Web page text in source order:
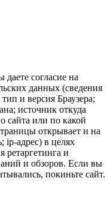
согласие на
данных (сведения
и версия Браузера;
источник откуда
сайта или по какой
открывает и на
ip-адрес) в целях
ретаргетинга и
и обзоров. Если вы
покиньте сайт.